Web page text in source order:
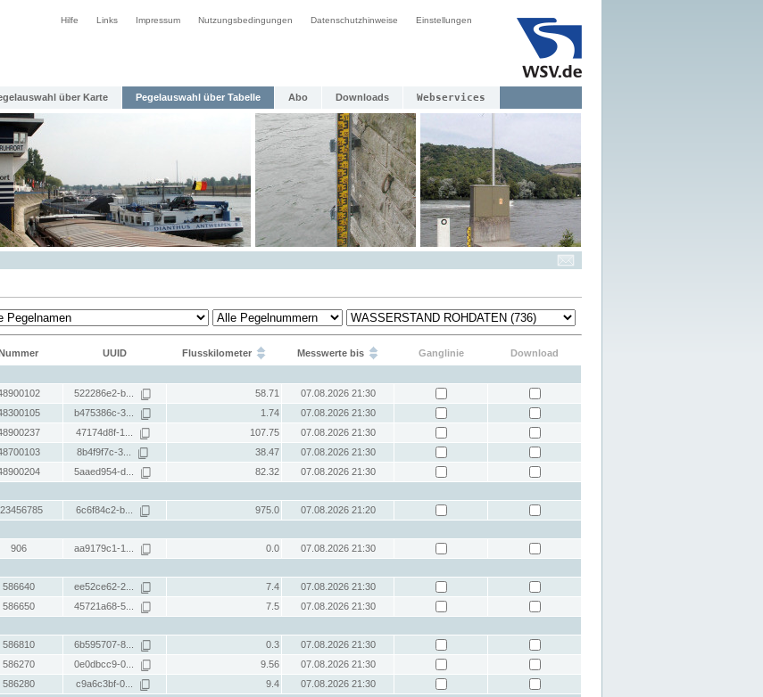
Hilfe Links Impressum Nutzungsbedingungen Datenschutzhinweise Einstellungen
über Karte Pegelauswahl über Tabelle Abo Downloads Webservices
UUID Flusskilometer Messwerte bis Ganglinie
Download
522286e2-b... 58.71
07.08.2026 21:30
b475386c-3... 1.74
07.08.2026 21:30
47174d8f-1... 107.75
07.08.2026 21:30
8b4f9f7c-3... 38.47
07.08.2026 21:30
5aaed954-d... 82.32
07.08.2026 21:30
6c6f84c2-b... 975.0
07.08.2026 21:20
906 aa9179c1-1... 0.0
07.08.2026 21:30
586640 ee52ce62-2... 7.4
07.08.2026 21:30
586650 45721a68-5... 7.5
07.08.2026 21:30
586810 6b595707-8... 0.3
07.08.2026 21:30
586270 0e0dbcc9-0... 9.56
07.08.2026 21:30
586280 c9a6c3bf-0... 9.4
07.08.2026 21:30